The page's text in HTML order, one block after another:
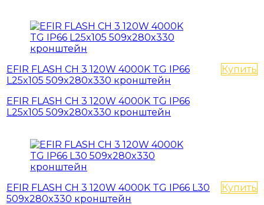
EFIR FLASH СН 3 120W 4000K TG IР66
L25x105 509x280x330 кронштейн
EFIR FLASH СН 3 120W 4000K TG IР66
L25x105 509x280x330 кронштейн
Купить
EFIR FLASH СН 3 120W 4000K TG IР66 L30
509x280x330 кронштейн
Купить